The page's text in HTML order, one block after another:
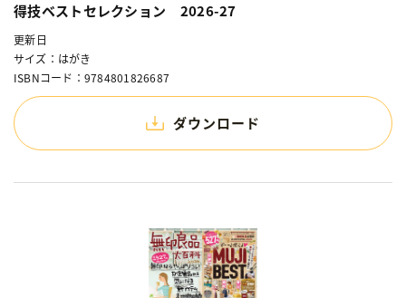
得技ベストセレクション 2026-27
更新日
サイズ：はがき
ISBNコード：9784801826687
ダウンロード